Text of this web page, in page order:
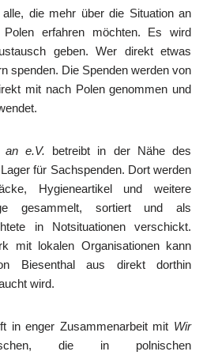
die mehr über die Situation an
Polen erfahren möchten. Es wird
geben. Wer direkt etwas
spenden. Die Spenden werden von
mit nach Polen genommen und
an e.V. betreibt in der Nähe des
für Sachspenden. Dort werden
Hygieneartikel und weitere
gesammelt, sortiert und als
in Notsituationen verschickt.
mit lokalen Organisationen kann
Biesenthal aus direkt dorthin
wird.
in enger Zusammenarbeit mit Wir
die in polnischen